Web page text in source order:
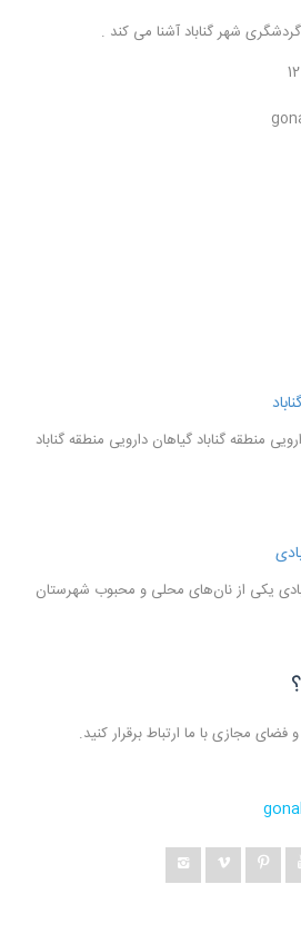
شهر گناباد آشنا می کند .
منطقه گناباد گیاهان دارویی منطقه گناباد
یکی از نان‌های محلی و محبوب شهرستان
مجازی با ما ارتباط برقرار کنید.